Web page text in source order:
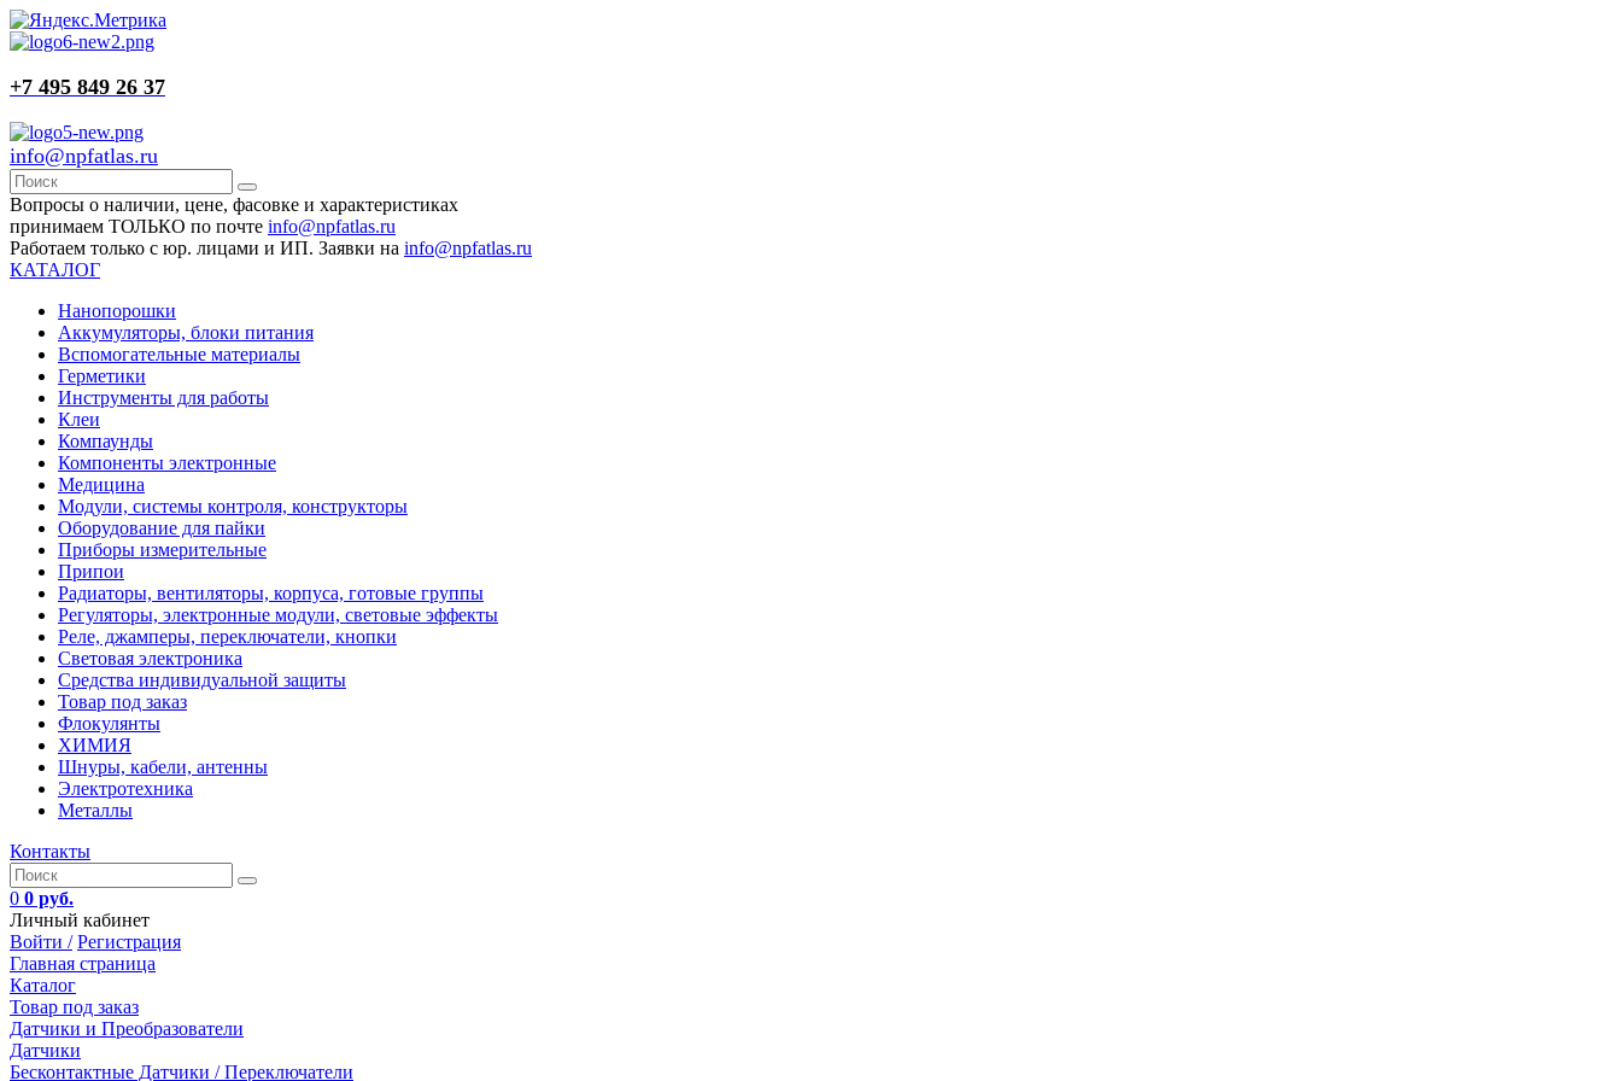
+7 495 849 26 37
info@npfatlas.ru
Вопросы о наличии, цене, фасовке и характеристиках
принимаем ТОЛЬКО по почте info@npfatlas.ru
Работаем только с юр. лицами и ИП. Заявки на info@npfatlas.ru
КАТАЛОГ
Нанопорошки
Аккумуляторы, блоки питания
Вспомогательные материалы
Герметики
Инструменты для работы
Клеи
Компаунды
Компоненты электронные
Медицина
Модули, системы контроля, конструкторы
Оборудование для пайки
Приборы измерительные
Припои
Радиаторы, вентиляторы, корпуса, готовые группы
Регуляторы, электронные модули, световые эффекты
Реле, джамперы, переключатели, кнопки
Световая электроника
Средства индивидуальной защиты
Товар под заказ
Флокулянты
ХИМИЯ
Шнуры, кабели, антенны
Электротехника
Металлы
Контакты
0 0 руб.
Личный кабинет
Войти / Регистрация
Главная страница
Каталог
Товар под заказ
Датчики и Преобразователи
Датчики
Бесконтактные Датчики / Переключатели